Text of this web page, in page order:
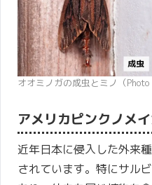
オオミノガの成虫とミノ（Photo
アメリカピンクノメ
近年日本に侵入した外来
されています。特にサル